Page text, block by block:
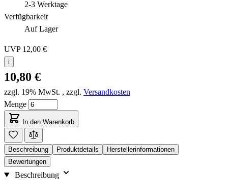
2-3 Werktage
Verfügbarkeit
Auf Lager
UVP 12,00 €
i
10,80 €
zzgl. 19% MwSt. , zzgl. Versandkosten
Menge
In den Warenkorb
Beschreibung Produktdetails
Herstellerinformationen
Bewertungen
Beschreibung